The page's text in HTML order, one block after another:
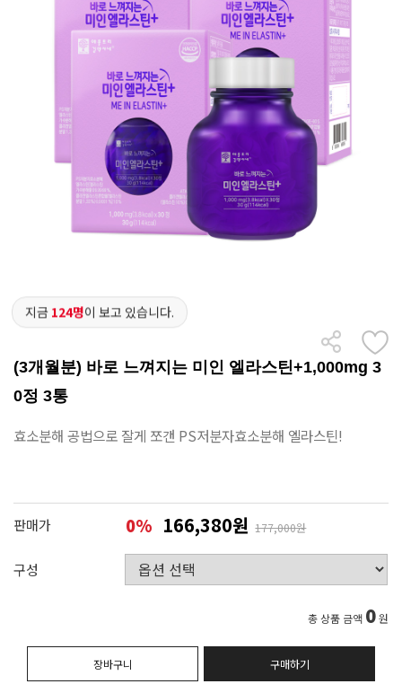
지금 124명이 보고 있습니다.
(3개월분) 바로 느껴지는 미인 엘라스틴+1,000mg 3
0정 3통
효소분해 공법으로 잘게 쪼갠 PS저분자효소분해 엘라스틴!
판매가 0% 166,380원 177,000원
구성
총 상품 금액 0원
장바구니 구매하기